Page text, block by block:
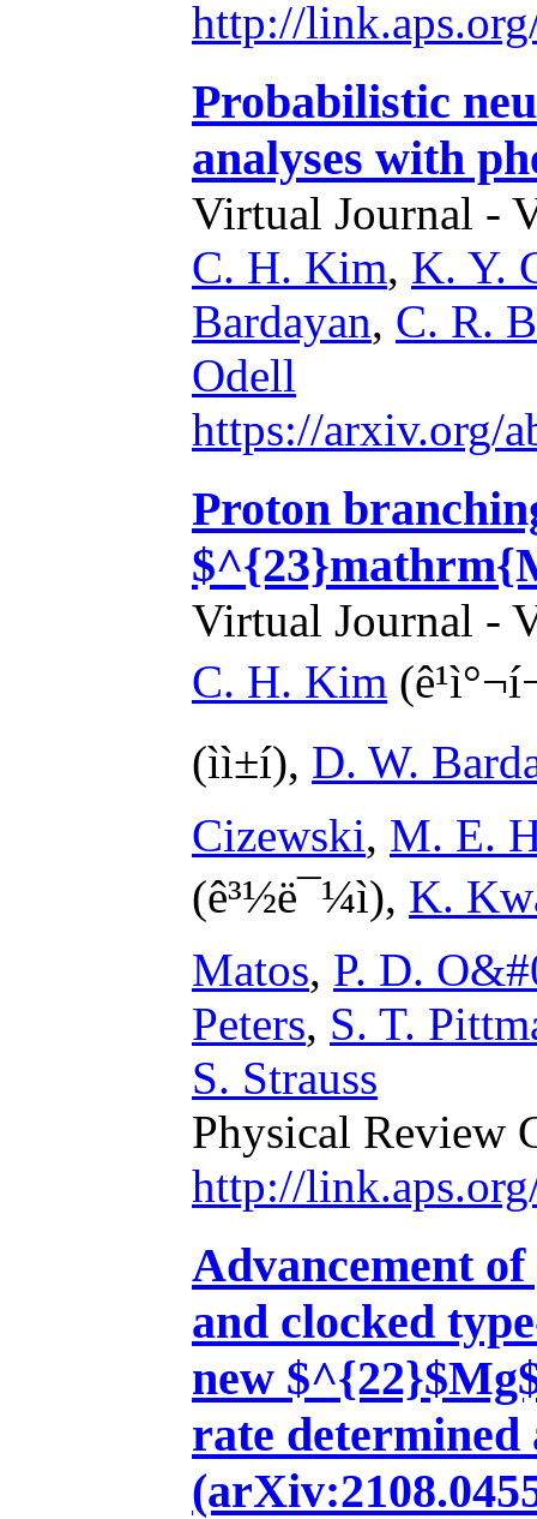
http://
Probabilistic
analyses with
Virtual Journal -
C. H. Kim, K. Y.
Bardayan, C. R.
Odell
https://arxiv.org/
Proton
Virtual Journal -
C. H. Kim
(ìì±í), D. W.
Cizewski, M. E.
(ê³½ë¯¼ì), K.
Matos, P. D.
Peters, S. T.
S. Strauss
Physical Review
http://
Advancement
and clocked
new
rate determined